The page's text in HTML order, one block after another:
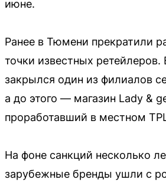
июне.
Ранее в Тюмени прекратили
точки известных ретейлеров.
закрылся один из филиалов
а до этого — магазин Lady &
проработавший в местном
На фоне санкций несколько
зарубежные бренды ушли с